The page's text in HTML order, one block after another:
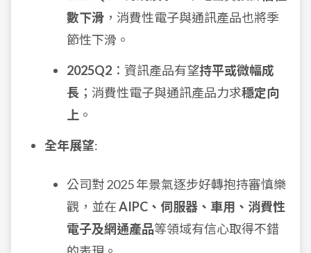
數下滑 ，消費性電子與通訊產品也將季
節性下滑。
2025Q2 ：資訊產品有望持平或微幅成
長 ；消費性電子與通訊產品力求穩定向
上 。
全年展望:
公司對 2025 年景氣逐步好轉抱持審慎樂
觀，並在AIPC、伺服器、車用、消費性
電子及網通產品等領域有信心取得不錯